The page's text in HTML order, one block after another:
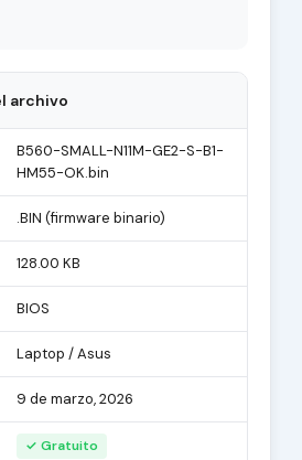
archivo
B560-SMALL-N11M-GE2-S-B1-
HM55-OK.bin
.BIN (firmware binario)
128.00 KB
BIOS
Laptop / Asus
9 de marzo, 2026
✓ Gratuito